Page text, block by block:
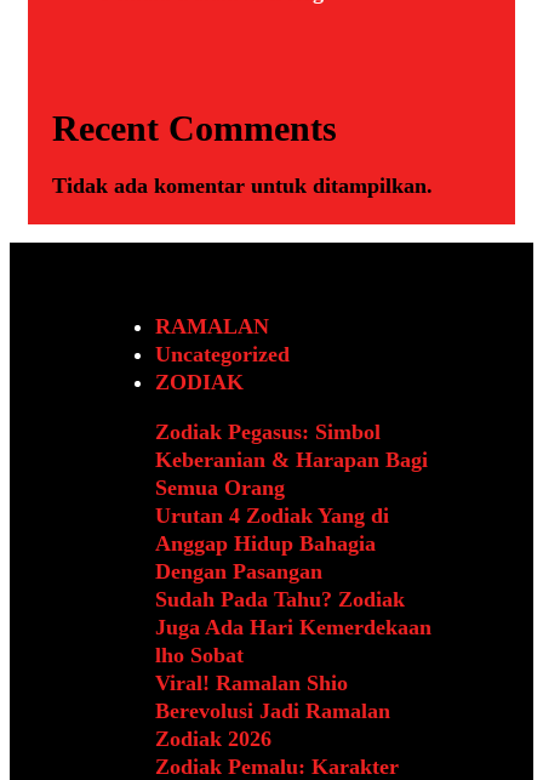
Recent Comments
Tidak ada komentar untuk ditampilkan.
RAMALAN
Uncategorized
ZODIAK
Zodiak Pegasus: Simbol
Keberanian & Harapan Bagi
Semua Orang
Urutan 4 Zodiak Yang di
Anggap Hidup Bahagia
Dengan Pasangan
Sudah Pada Tahu? Zodiak
Juga Ada Hari Kemerdekaan
lho Sobat
Viral! Ramalan Shio
Berevolusi Jadi Ramalan
Zodiak 2026
Zodiak Pemalu: Karakter